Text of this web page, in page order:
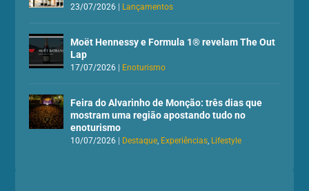
23/07/2026 | Lançamentos
Moët Hennessy e Formula 1® revelam The Out
Lap
17/07/2026 | Enoturismo
Feira do Alvarinho de Monção: três dias que
mostram uma região apostando tudo no
enoturismo
10/07/2026 | Destaque Experiências Lifestyle